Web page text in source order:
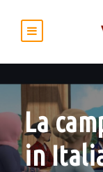
La
in